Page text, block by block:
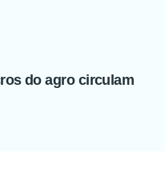
do agro circulam